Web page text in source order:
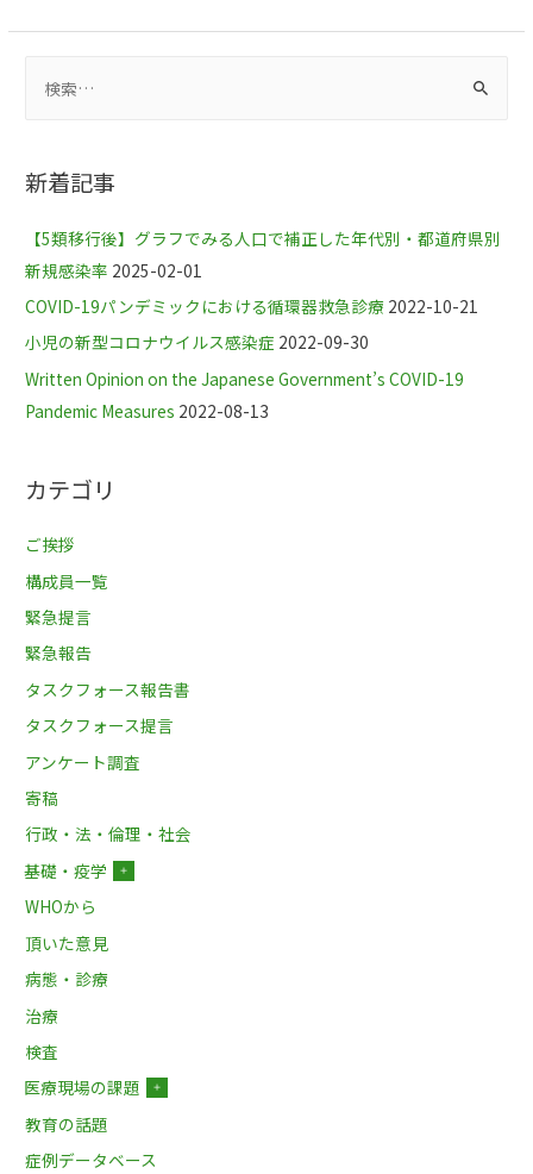
新着記事
【5類移行後】グラフでみる人口で補正した年代別・都道府県別
新規感染率 2025-02-01
COVID-19パンデミックにおける循環器救急診療 2022-10-21
小児の新型コロナウイルス感染症 2022-09-30
Written Opinion on the Japanese Government’s COVID-19
Pandemic Measures 2022-08-13
カテゴリ
ご挨拶
構成員一覧
緊急提言
緊急報告
タスクフォース報告書
タスクフォース提言
アンケート調査
寄稿
行政・法・倫理・社会
基礎・疫学
＋
WHOから
頂いた意見
病態・診療
治療
検査
医療現場の課題
＋
教育の話題
症例データベース